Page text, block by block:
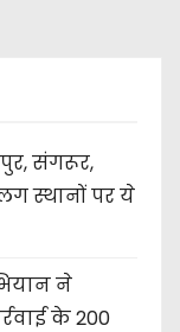
संगरूर,
स्थानों पर ये
ने
के 200